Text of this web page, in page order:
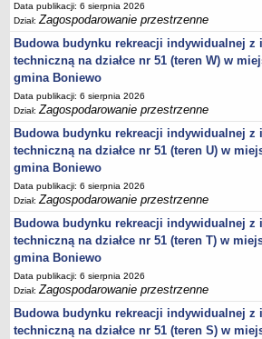
Majątek gminy
Budżet
sprawozdania z wykonania budżetu
Plan postępowań o udzielenie zamówień na
Plan postępowań na rok 2024
Plan postępowań o udzielenie zamówień na
Plan postępowań o udzielenie zamówień na
Plan postępowań w 2021 roku
Plan postępowań o udzielenie zamówień w
Plan postępowań o udzielenie zamówień na
Plan postępowań o udzielenie zamówień w
Plan postępowań o udzielenie zamówień w
Dług publiczny, Pomoc publiczna
Data publikacji: 6 sierpnia 2026
Dział:Zagospodarowanie przestrzenne
Budowa budynku rekreacji indywidualnej z
techniczną na działce nr 51 (teren W) w
gmina Boniewo
Data publikacji: 6 sierpnia 2026
Dział:Zagospodarowanie przestrzenne
Budowa budynku rekreacji indywidualnej z
techniczną na działce nr 51 (teren U) w
gmina Boniewo
Data publikacji: 6 sierpnia 2026
Dział:Zagospodarowanie przestrzenne
Budowa budynku rekreacji indywidualnej z
techniczną na działce nr 51 (teren T) w
gmina Boniewo
Data publikacji: 6 sierpnia 2026
Dział:Zagospodarowanie przestrzenne
Budowa budynku rekreacji indywidualnej z
techniczną na działce nr 51 (teren S) w